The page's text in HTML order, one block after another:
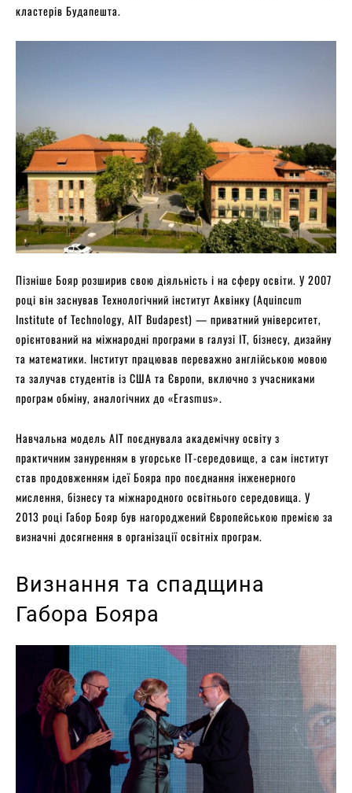
кластерів Будапешта.
Пізніше Бояр розширив свою діяльність і на сферу освіти. У 2007
році він заснував Технологічний інститут Аквінку (Aquincum
Institute of Technology, AIT Budapest) — приватний університет,
орієнтований на міжнародні програми в галузі IT, бізнесу, дизайну
та математики. Інститут працював переважно англійською мовою
та залучав студентів із США та Європи, включно з учасниками
програм обміну, аналогічних до «Erasmus».
Навчальна модель AIT поєднувала академічну освіту з
практичним зануренням в угорське IT-середовище, а сам інститут
став продовженням ідеї Бояра про поєднання інженерного
мислення, бізнесу та міжнародного освітнього середовища. У
2013 році Габор Бояр був нагороджений Європейською премією за
визначні досягнення в організації освітніх програм.
Визнання та спадщина
Габора Бояра